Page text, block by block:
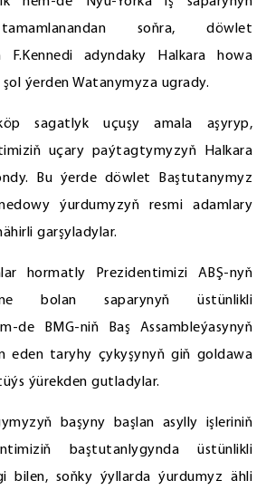
soňra, döwlet
F.Kennedi adyndaky Halkara howa
ýerden Watanymyza ugrady.
sagatlyk uçuşy amala aşyryp,
uçary paýtagtymyzyň Halkara
Bu ýerde döwlet Baştutanymyz
ýurdumyzyň resmi adamlary
garşyladylar.
hormatly Prezidentimizi ABŞ-nyň
bolan saparynyň üstünlikli
de BMG-niň Baş Assambleýasynyň
eden taryhy çykyşynyň giň goldawa
ýürekden gutladylar.
başyny başlan asylly işleriniň
baştutanlygynda üstünlikli
bilen, soňky ýyllarda ýurdumyz ähli